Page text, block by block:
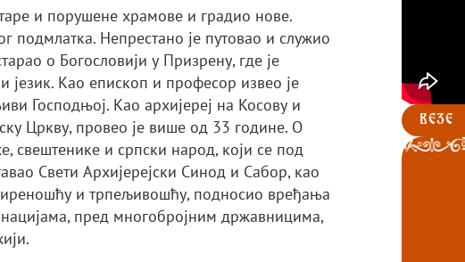
и порушене храмове и градио нове.
подмлатка. Непрестано је путовао и служио
о Богословији у Призрену, где је
језик. Као епископ и професор извео је
Господњој. Као архијереј на Косову и
Цркву, провео је више од 33 године. О
свештенике и српски народ, који се под
Свети Архијерејски Синод и Сабор, као
и трпељивошћу, подносио вређања
пред многобројним државницима,
ВЕЗЕ